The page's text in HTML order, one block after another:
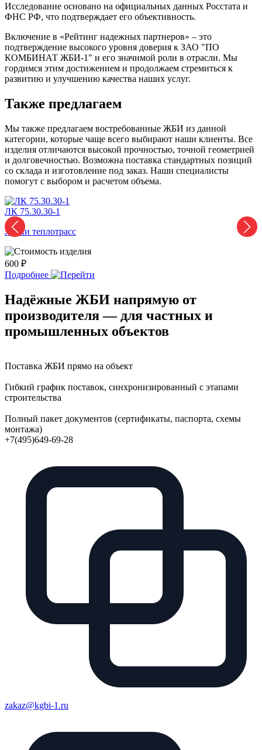
Исследование основано на официальных данных Росстата и
ФНС РФ, что подтверждает его объективность.
Включение в «Рейтинг надежных партнеров» – это
подтверждение высокого уровня доверия к ЗАО "ПО
КОМБИНАТ ЖБИ-1" и его значимой роли в отрасли. Мы
гордимся этим достижением и продолжаем стремиться к
развитию и улучшению качества наших услуг.
Также предлагаем
Мы также предлагаем востребованные ЖБИ из данной
категории, которые чаще всего выбирают наши клиенты. Все
изделия отличаются высокой прочностью, точной геометрией
и долговечностью. Возможна поставка стандартных позиций
со склада и изготовление под заказ. Наши специалисты
помогут с выбором и расчетом объема.
ЛК 75.30.30-1
Лотки теплотрасс
600 ₽
Подробнее
Надёжные ЖБИ напрямую от
производителя — для частных и
промышленных объектов
Поставка ЖБИ прямо на объект
Гибкий график поставок, синхронизированный с этапами
строительства
Полный пакет документов (сертификаты, паспорта, схемы
монтажа)
+7(495)649-69-28
zakaz@kgbi-1.ru